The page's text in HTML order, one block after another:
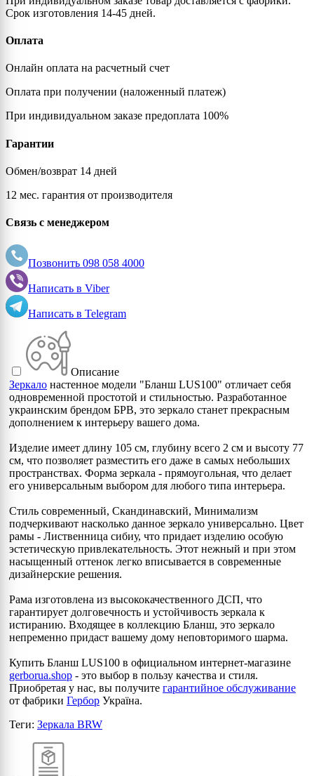
Срок изготовления 14-45 дней.
Оплата
Онлайн оплата на расчетный счет
Оплата при получении (наложенный платеж)
При индивидуальном заказе предоплата 100%
Гарантии
Обмен/возврат 14 дней
12 мес. гарантия от производителя
Связь с менеджером
Позвонить 098 058 4000
Написать в Viber
Написать в Telegram
Описание
Зеркало настенное модели "Бланш LUS100" отличает себя
одновременной простотой и стильностью. Разработанное
украинским брендом БРВ, это зеркало станет прекрасным
дополнением к интерьеру вашего дома.
Изделие имеет длину 105 см, глубину всего 2 см и высоту 77
см, что позволяет разместить его даже в самых небольших
пространствах. Форма зеркала - прямоугольная, что делает
его универсальным выбором для любого типа интерьера.
Стиль современный, Скандинавский, Минимализм
подчеркивают насколько данное зеркало универсально. Цвет
рамы - Лиственница сибиу, что придает изделию особую
эстетическую привлекательность. Этот нежный и при этом
насыщенный оттенок легко вписывается в современные
дизайнерские решения.
Рама изготовлена из высококачественного ДСП, что
гарантирует долговечность и устойчивость зеркала к
истиранию. Входящее в коллекцию Бланш, это зеркало
непременно придаст вашему дому неповторимого шарма.
Купить Бланш LUS100 в официальном интернет-магазине
gerborua.shop - это выбор в пользу качества и стиля.
Приобретая у нас, вы получите гарантийное обслуживание
от фабрики Гербор Україна.
Теги: Зеркала BRW